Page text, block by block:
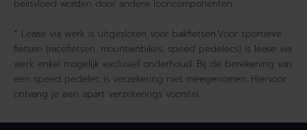
beïnvloed worden door andere looncomponenten.
* Lease via werk is uitgesloten voor bakfietsen.Voor sportieve
fietsen (racefietsen, mountainbikes, speed pedelecs) is lease via
werk enkel mogelijk exclusief onderhoud. Bij de berekening van
een speed pedelec is verzekering niet meegenomen. Hiervoor
ontvang je een apart verzekerings voorstel.